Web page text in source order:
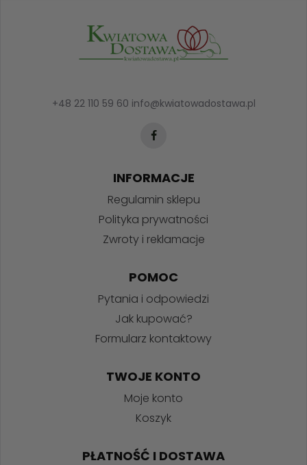
+48 22 110 59 60 info@kwiatowadostawa.pl
INFORMACJE
Regulamin sklepu
Polityka prywatności
Zwroty i reklamacje
POMOC
Pytania i odpowiedzi
Jak kupować?
Formularz kontaktowy
TWOJE KONTO
Moje konto
Koszyk
PŁATNOŚĆ I DOSTAWA